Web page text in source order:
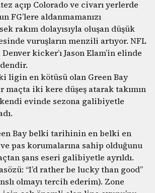
açıp Colorado ve civarı yerlerde
FG’lere aldanmamanızı
rakım dolayısıyla oluşan düşük
vuruşların menzili artıyor. NFL
kicker’ı Jason Elam’in elinde
ligin en kötüsü olan Green Bay
maçta iki kere düşeş atarak takımın
evinde sezona galibiyetle
Bay belki tarihinin en belki en
pas korumalarına sahip olduğunu
şans eseri galibiyetle ayrıldı.
“I’d rather be lucky than good”
olmayı tercih ederim). Zone